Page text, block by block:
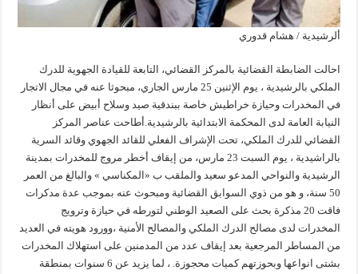
ألرشيدية / هشام قدوري
احالت الضابطة القضائية بالمركز القضائي، التابعة للقيادة الجهوية للدرك
الملكي بالرشيدية ، يوم الإثنين 25 مارس الجاري، مبحوثا عنه في مجال الاتجار
في المخدرات وحيازة خراطيش خاصة ببندقية صيد وسلاح أبيض على أنظار
النيابة العامة لدى المحكمة الابتدائية بالرشيدية.أطاحت عناصر المركز
القضائي للدرك الملكي، تحت الإشراف الفعلي للقائد الجهوي وقائد السرية
بالراشيدية ، يوم السبت 23 مارس، من إيقاف أخطر مروج للمخدرات بمدينة
الرشيدية والنواحي المدعو سعيد والملقب ب «المكناسي » والبالغ من العمر
50 سنة، و هو من ذوي السوابق القضائية ومبحوث عنه بموجب عدة مدكرات
فاقت 20 مذكرة بحث على الصعيد الوطني لتورطه في حيازة وترويج
المخدرات لدى مصالح الدرك الملكي والمصالح الأمنية ،وورود هويته في العديد
من المساطر المرجعية بعد إيقاف عدد من المدمنين على استهلاك المخدرات
بشتى انواعها وبحوزتهم كميات محجوزة. ، لما يزيد عن 6 سنوات بمنطقة